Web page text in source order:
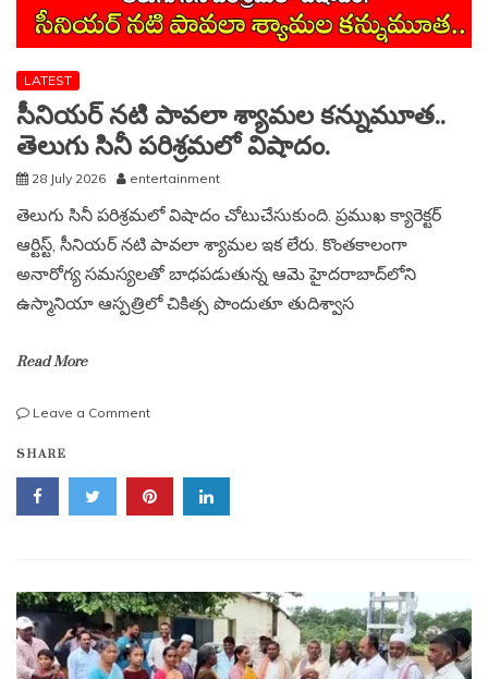
LATEST
సీనియర్ నటి పావలా శ్యామల కన్నుమూత..
తెలుగు సినీ పరిశ్రమలో విషాదం.
28 July 2026 entertainment
తెలుగు సినీ పరిశ్రమలో విషాదం చోటుచేసుకుంది. ప్రముఖ క్యారెక్టర్
ఆర్టిస్ట్, సీనియర్ నటి పావలా శ్యామల ఇక లేరు. కొంతకాలంగా
అనారోగ్య సమస్యలతో బాధపడుతున్న ఆమె హైదరాబాద్‌లోని
ఉస్మానియా ఆస్పత్రిలో చికిత్స పొందుతూ తుదిశ్వాస
Read More
Leave a Commenton
పావలా
శ్యామల
కన్నుమూత..
విషాదం.
SHARE